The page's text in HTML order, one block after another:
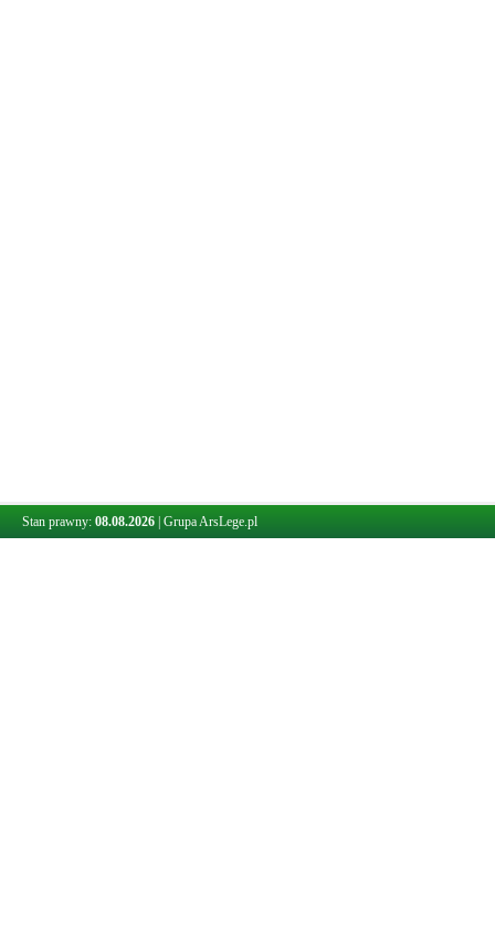
Stan prawny: 08.08.2026 Grupa ArsLege.pl